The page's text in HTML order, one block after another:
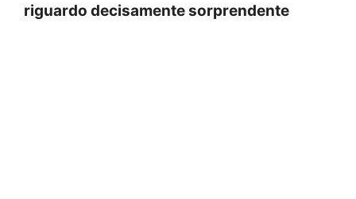
riguardo decisamente sorprendente